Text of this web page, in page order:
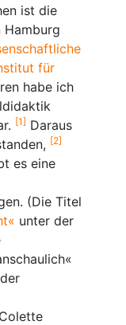
ist die
für
habe ich
[1] Daraus
[2]
es eine
(Die Titel
unter der